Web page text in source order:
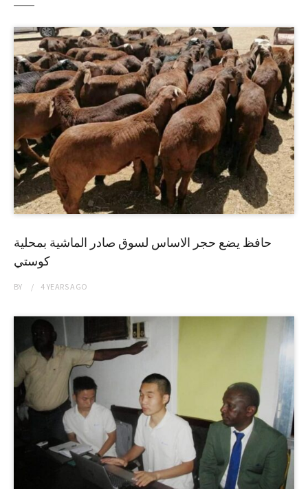
حافظ يضع حجر الاساس لسوق صادر الماشية بمحلية
كوستي
BY 4 YEARSAGO